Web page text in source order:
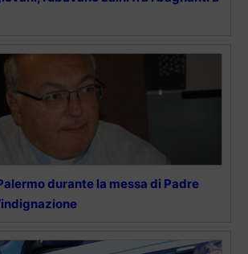
durante la messa di Padre